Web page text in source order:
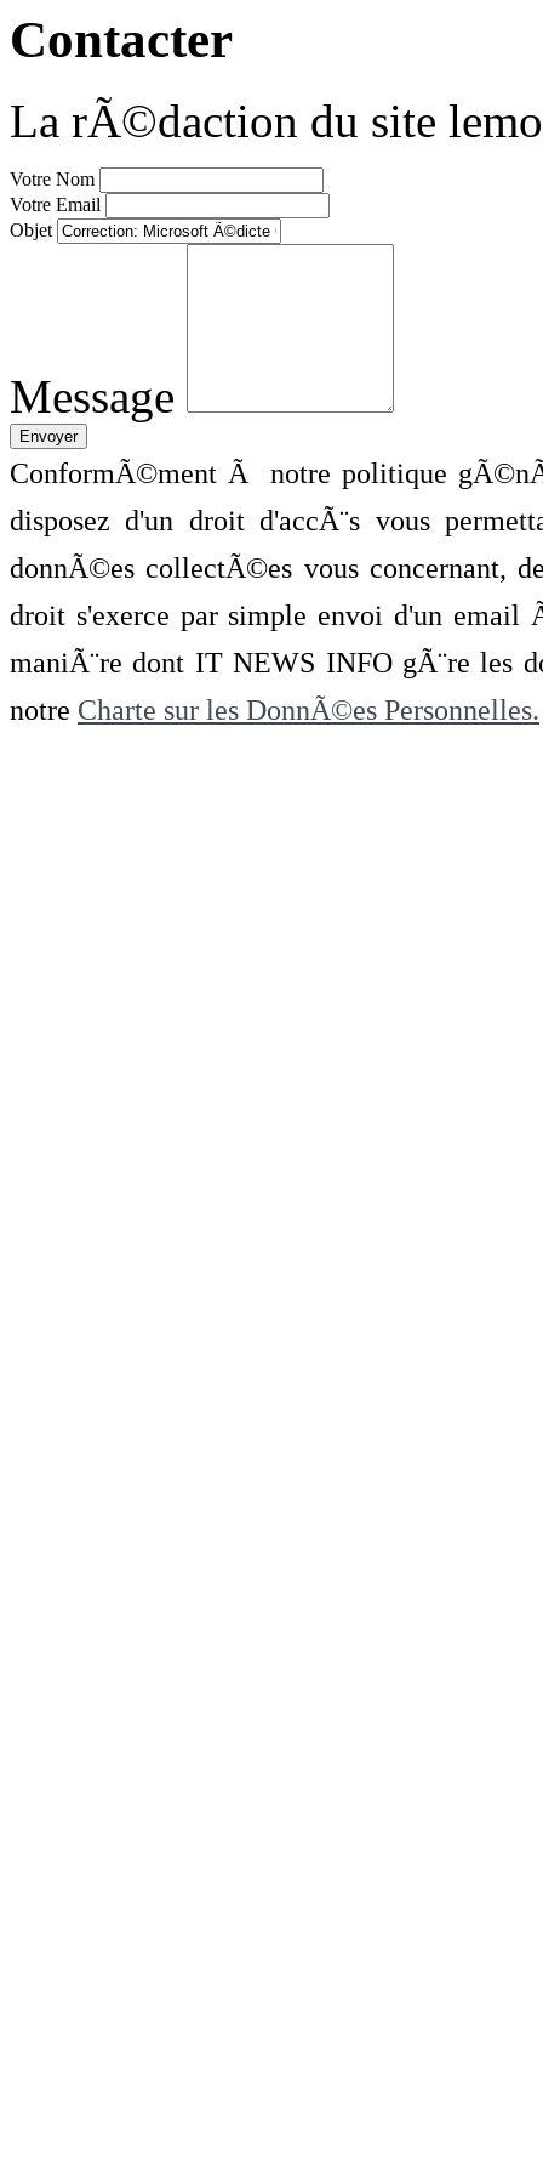
Contacter
La rÃ©daction du site
Votre Nom
Votre Email
Objet
Message
ConformÃ©ment Ã notre politique
disposez d'un droit d'accÃ¨s vous
donnÃ©es collectÃ©es vous concernant,
droit s'exerce par simple envoi d'un
maniÃ¨re dont IT NEWS INFO gÃ¨re les
notre Charte sur les DonnÃ©es Personnelles.